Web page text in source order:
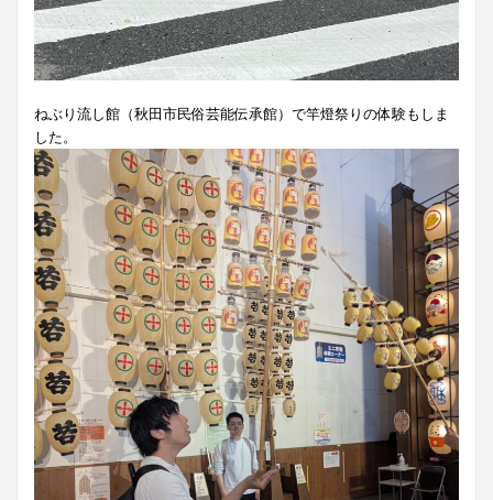
ねぶり流し館（秋田市民俗芸能伝承館）で竿燈祭りの体験もしま
した。